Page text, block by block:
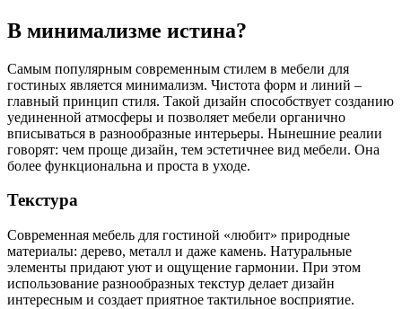
В минимализме истина?
Самым популярным современным стилем в мебели для
гостиных является минимализм. Чистота форм и линий –
главный принцип стиля. Такой дизайн способствует созданию
уединенной атмосферы и позволяет мебели органично
вписываться в разнообразные интерьеры. Нынешние реалии
говорят: чем проще дизайн, тем эстетичнее вид мебели. Она
более функциональна и проста в уходе.
Текстура
Современная мебель для гостиной «любит» природные
материалы: дерево, металл и даже камень. Натуральные
элементы придают уют и ощущение гармонии. При этом
использование разнообразных текстур делает дизайн
интересным и создает приятное тактильное восприятие.